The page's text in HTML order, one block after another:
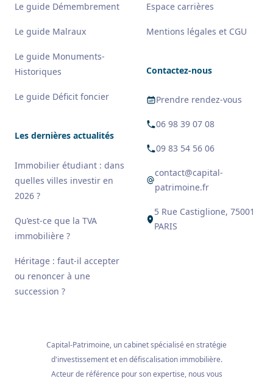
Le guide Démembrement
Le guide Malraux
Le guide Monuments-
Historiques
Le guide Déficit foncier
Les dernières actualités
Immobilier étudiant : dans
quelles villes investir en
2026 ?
Qu’est-ce que la TVA
immobilière ?
Héritage : faut-il accepter
ou renoncer à une
succession ?
Espace carrières
Mentions légales et CGU
Contactez-nous
Prendre rendez-vous
06 98 39 07 08
09 83 54 56 06
contact@capital-
patrimoine.fr
5 Rue Castiglione, 75001
PARIS
Capital-Patrimoine, un cabinet spécialisé en stratégie
d'investissement et en défiscalisation immobilière.
Acteur de référence pour son expertise, nous vous